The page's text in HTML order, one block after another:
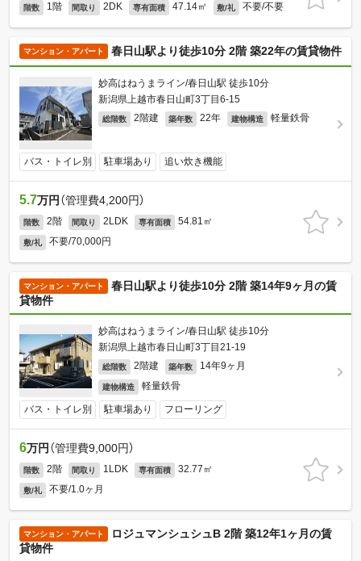
階数 1階 間取り 2DK 専有面積 47.14㎡ 敷/礼 不要/不要
マンション・アパート 春日山駅より徒歩10分 2階 築22年の賃貸物件
妙高はねうまライン/春日山駅 徒歩10分
新潟県上越市春日山町3丁目6-15
総階数 2階建 築年数 22年 建物構造 軽量鉄骨
バス・トイレ別 駐車場あり 追い炊き機能
5.7万円 （管理費4,200円）
階数 2階 間取り 2LDK 専有面積 54.81㎡
敷/礼 不要/70,000円
マンション・アパート
春日山駅より徒歩10分 2階 築14年9ヶ月の賃
貸物件
妙高はねうまライン/春日山駅 徒歩10分
新潟県上越市春日山町3丁目21-19
総階数 2階建 築年数 14年9ヶ月
建物構造 軽量鉄骨
バス・トイレ別 駐車場あり フローリング
6万円 （管理費9,000円）
階数 2階 間取り 1LDK 専有面積 32.77㎡
敷/礼 不要/1.0ヶ月
マンション・アパート
ロジュマンシュシュB 2階 築12年1ヶ月の賃
貸物件